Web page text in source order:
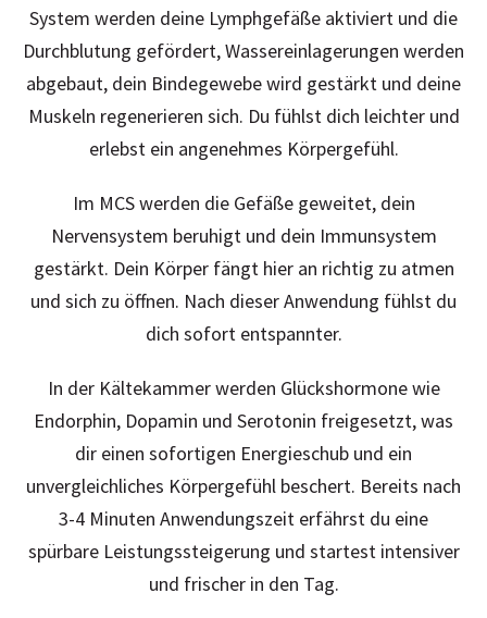
System werden deine Lymphgefäße aktiviert und die
Durchblutung gefördert, Wassereinlagerungen werden
abgebaut, dein Bindegewebe wird gestärkt und deine
Muskeln regenerieren sich. Du fühlst dich leichter und
erlebst ein angenehmes Körpergefühl.
Im MCS werden die Gefäße geweitet, dein
Nervensystem beruhigt und dein Immunsystem
gestärkt. Dein Körper fängt hier an richtig zu atmen
und sich zu öffnen. Nach dieser Anwendung fühlst du
dich sofort entspannter.
In der Kältekammer werden Glückshormone wie
Endorphin, Dopamin und Serotonin freigesetzt, was
dir einen sofortigen Energieschub und ein
unvergleichliches Körpergefühl beschert. Bereits nach
3-4 Minuten Anwendungszeit erfährst du eine
spürbare Leistungssteigerung und startest intensiver
und frischer in den Tag.